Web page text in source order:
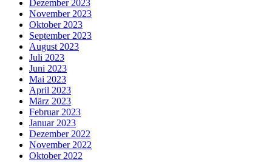
Dezember 2023
November 2023
Oktober 2023
September 2023
August 2023
Juli 2023
Juni 2023
Mai 2023
April 2023
März 2023
Februar 2023
Januar 2023
Dezember 2022
November 2022
Oktober 2022